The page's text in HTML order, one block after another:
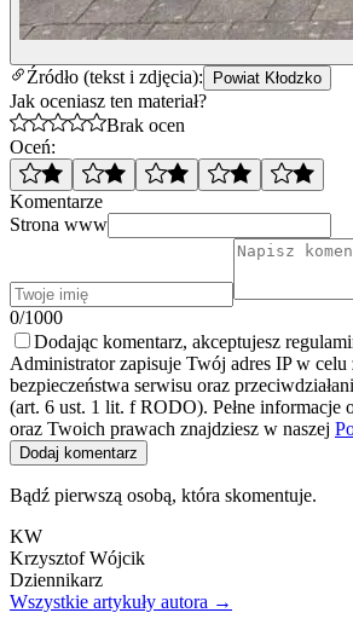
Źródło (tekst i zdjęcia): Powiat Kłodzko
Jak oceniasz ten materiał?
Brak ocen
Oceń:
Komentarze
Strona www
0/1000
Dodając komentarz, akceptujesz
Administrator zapisuje Twój adres IP w celu
bezpieczeństwa serwisu oraz
(art. 6 ust. 1 lit. f RODO). Pełne informacje
oraz Twoich prawach znajdziesz w naszej
Dodaj komentarz
Bądź pierwszą osobą, która skomentuje.
KW
Krzysztof Wójcik
Dziennikarz
Wszystkie artykuły autora →